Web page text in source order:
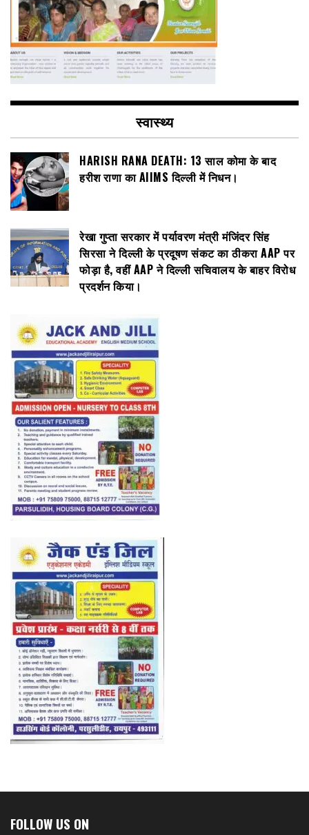
स्वास्थ्य
HARISH RANA DEATH: 13 साल कोमा के बाद
हरीश राणा का AIIMS दिल्ली में निधन।
रेखा गुप्ता सरकार में पर्यावरण मंत्री मंजिंदर सिंह
सिरसा ने दिल्ली के प्रदूषण संकट का ठीकरा AAP पर
फोड़ा है, वहीं AAP ने दिल्ली सचिवालय के बाहर विरोध
प्रदर्शन किया।
FOLLOW US ON